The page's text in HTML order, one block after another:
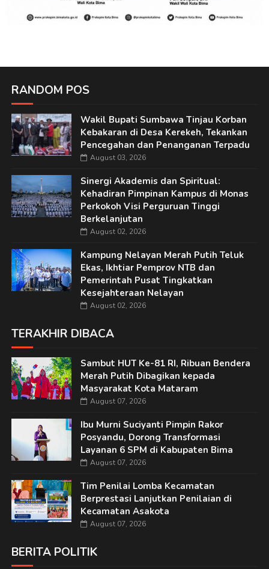
RANDOM POS
Wakil Bupati Sumbawa Tinjau Korban
Kebakaran di Desa Kerekeh, Tekankan
Pencegahan dan Penanganan Terpadu
August 03, 2026
Sinergi Akademis dan Spiritual:
Kehadiran Pimpinan Kampus di Monas
Perkokoh Visi Perguruan Tinggi
Berkelanjutan
August 02, 2026
Kampung Nelayan Merah Putih Teluk
Ekas, Ikhtiar Pemprov NTB dan
Pemerintah Pusat Tingkatkan
Kesejahteraan Nelayan
August 02, 2026
TERAKHIR DIBACA
Sambut HUT Ke-81 RI, Ribuan Bendera
Merah Putih Dibagikan kepada
Masyarakat Kota Mataram
August 07, 2026
Ibu Murni Suciyanti Pimpin Rakor
Posyandu, Dorong Transformasi
Layanan 6 SPM di Kabupaten Bima
August 07, 2026
Tim Penilai Lomba Kecamatan
Berprestasi Lanjutkan Penilaian di
Kecamatan Asakota
August 07, 2026
BERITA POLITIK